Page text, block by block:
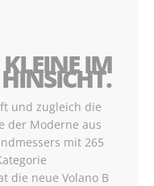
IM
und zugleich die
der Moderne aus
mit 265
die neue Volano B